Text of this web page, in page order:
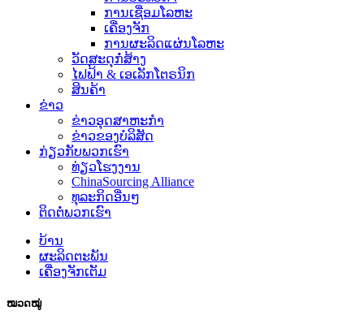
ການເຊື່ອມໂລຫະ
ເຄື່ອງຈັກ
ການຜະລິດແຜ່ນໂລຫະ
ວັດສະດຸກໍ່ສ້າງ
ໄຟຟ້າ & ເອເລັກໂຕຣນິກ
ສິນຄ້າ
ຂ່າວ
ຂ່າວອຸດສາຫະກໍາ
ຂ່າວຂອງບໍລິສັດ
ກ່ຽວ​ກັບ​ພວກ​ເຮົາ
ທ່ຽວໂຮງງານ
ChinaSourcing Alliance
ທຸລະກິດອື່ນໆ
ຕິດ​ຕໍ່​ພວກ​ເຮົາ
ບ້ານ
ຜະລິດຕະພັນ
ເຄື່ອງຈັກເຕັມ
ໝວດໝູ່